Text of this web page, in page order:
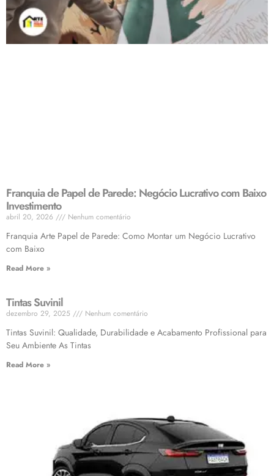
Franquia de Papel de Parede: Negócio Lucrativo com Baixo
Investimento
abril 20, 2026 Nenhum comentário
Franquia Arte Papel de Parede: Como Montar um Negócio Lucrativo
com Baixo
Read More »
Tintas Suvinil
dezembro 29, 2025 Nenhum comentário
Tintas Suvinil: Qualidade, Durabilidade e Acabamento Profissional para
Seu Ambiente As Tintas
Read More »